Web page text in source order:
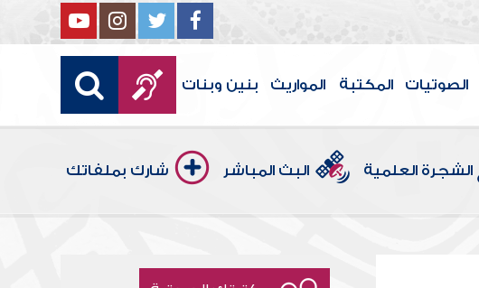
الصوتيات المكتبة المواريث بنين وبنات
الشجرة العلمية البث المباشر شارك بملفاتك